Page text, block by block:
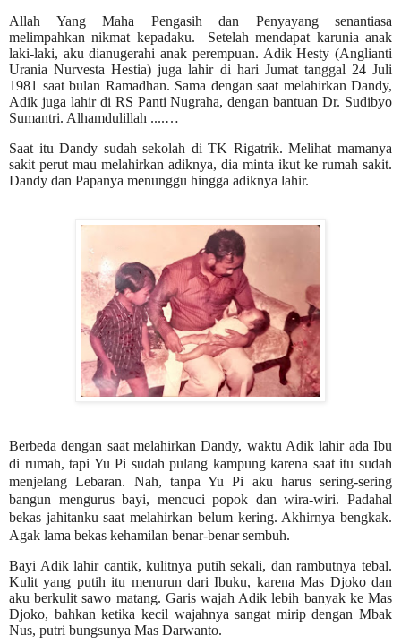
Allah Yang Maha Pengasih dan Penyayang senantiasa
melimpahkan nikmat kepadaku.
Setelah mendapat karunia anak
laki-laki, aku dianugerahi anak perempuan. Adik Hesty (Anglianti
Urania Nurvesta Hestia) juga lahir di hari Jumat tanggal 24 Juli
1981 saat bulan Ramadhan. Sama dengan saat melahirkan Dandy,
Adik juga lahir di RS Panti Nugraha, dengan bantuan Dr. Sudibyo
Sumantri. Alhamdulillah ....…
Saat itu Dandy sudah sekolah di TK Rigatrik. Melihat mamanya
sakit perut mau melahirkan adiknya, dia minta ikut ke rumah sakit.
Dandy dan Papanya menunggu hingga adiknya lahir.
Berbeda dengan saat melahirkan Dandy, waktu Adik lahir ada Ibu
di rumah, tapi Yu Pi sudah pulang kampung karena saat itu sudah
menjelang Lebaran. Nah, tanpa Yu Pi aku harus sering-sering
bangun mengurus bayi, mencuci popok dan wira-wiri. Padahal
bekas jahitanku saat melahirkan belum kering. Akhirnya bengkak.
Agak lama bekas kehamilan benar-benar sembuh.
Bayi Adik lahir cantik, kulitnya putih sekali, dan rambutnya tebal.
Kulit yang putih itu menurun dari Ibuku, karena Mas Djoko dan
aku berkulit sawo matang. Garis wajah Adik lebih banyak ke Mas
Djoko, bahkan ketika kecil wajahnya sangat mirip dengan Mbak
Nus, putri bungsunya Mas Darwanto.